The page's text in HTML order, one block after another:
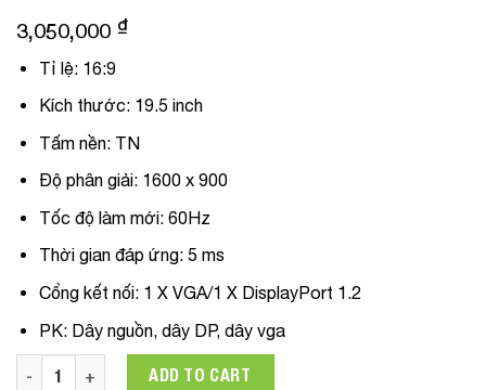
3,050,000 ₫
Tỉ lệ: 16:9
Kích thước: 19.5 inch
Tấm nền: TN
Độ phân giải: 1600 x 900
Tốc độ làm mới: 60Hz
Thời gian đáp ứng: 5 ms
Cổng kết nối: 1 X VGA/1 X DisplayPort 1.2
PK: Dây nguồn, dây DP, dây vga
Màn hình Dell E2020H 19.5 in/HD/TN/60Hz/5ms/250 nits/
ADD TO CART